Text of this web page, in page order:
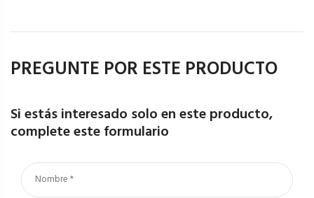
PREGUNTE POR ESTE PRODUCTO
Si estás interesado solo en este producto,
complete este formulario